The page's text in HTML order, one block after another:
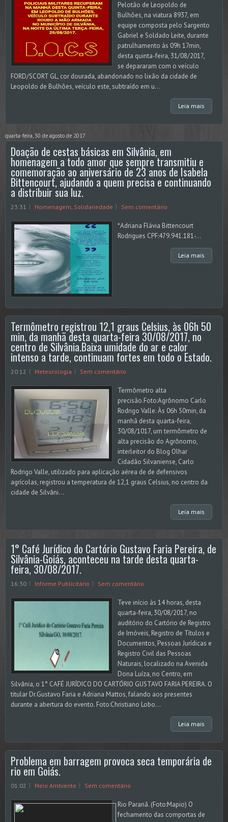
Pelotão de Leopoldo de
Bulhões, na viatura 8937, em
equipe composta pelo Sargento
Gabriel e Soldado Leite, durante
patrulhamento às 09h 17min,
desta quinta-feira, 31/08/2017,
se depararam com o veículo
FORD/SCORT GL, cor dourada, abandonado no lixão da cidade de
Leopoldo de Bulhões, veículo este, subtraído em u...
Leia mais
quarta-feira, 30 de agosto de 2017
Doação de cestas básicas em Silvânia, em
homenagem a todo amor que sempre transmitiu e
comemoração ao aniversário de 23 anos de Isabela
Bittencourt, ajudando a quem precisa e continuando
a distribuir sua luz.
23:31 Homenagem Solidariedade Sem comentário
*Adriana Flávia Bittencourt
Rodrigues CPF:479.941.181-...
Leia mais
Termômetro registrou 12,1 graus Celsius, às 06h 50
min, da manhã desta quarta-feira 30/08/2017, no
centro de Silvânia.Baixa umidade do ar e calor
intenso a tarde, continuam fortes em todo o Estado.
20:12 Meteorologia Sem comentário
Termômetro alta
precisão.Foto:Agrônomo Carlo
Rodrigo Valle. Às 06h 50min, da
manhã desta quarta-feira,
30/08/1017, um termômetro de
alta precisão do Agrônomo,
interleitor do Blog Olhar
Cidadão Silvaniense, Carlo
Rodrigo Valle, utilizado para aplicação aérea de de defensivos
agrícolas, registrou a temperatura de 12,1 graus Celsius, no centro da
cidade de Silvâni...
Leia mais
1° Café Jurídico do Cartório Gustavo Faria Pereira, de
Silvânia-Goiás, aconteceu na tarde desta quarta-
feira, 30/08/2017.
16:30 Informe Publicitário Sem comentário
Teve início às 14 horas, desta
quarta-feira, 30/08/2017, no
auditório do Cartório de Registro
de Imóveis, Registro de Títulos e
Documentos, Pessoas Jurídicas e
Registro Civil das Pessoas
Naturais, localizado na Avenida
Dona Luíza, no Centro, em
Silvânia, o 1° CAFÉ JURÍDICO DO CARTÓRIO GUSTAVO FARIA PEREIRA. O
titular Dr.Gustavo Faria e Adriana Mattos, falando aos presentes
durante a abertura do evento. Foto:Christiano Lobo...
Leia mais
Problema em barragem provoca seca temporária de
rio em Goiás.
01:02 Meio Ambiente Sem comentário
Rio Paranã. (Foto:Mapio) O
fechamento das comportas de